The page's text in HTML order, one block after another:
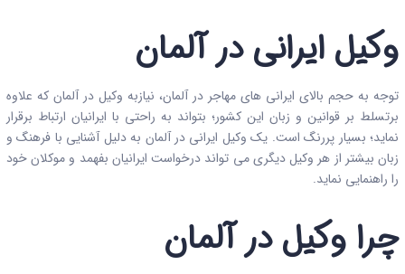
وکیل ایرانی در آلمان
توجه به حجم بالای ایرانی های مهاجر در آلمان، نیازبه وکیل در آلمان که علاوه
برتسلط بر قوانین و زبان این کشور؛ بتواند به راحتی با ایرانیان ارتباط برقرار
نماید؛ بسیار پررنگ است. یک وکیل ایرانی در آلمان به دلیل آشنایی با فرهنگ و
زبان بیشتر از هر وکیل دیگری می تواند درخواست ایرانیان بفهمد و موکلان خود
را راهنمایی نماید.
چرا وکیل در آلمان